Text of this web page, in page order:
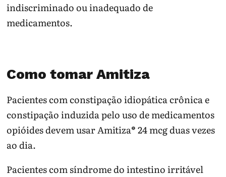
indiscriminado ou inadequado de
medicamentos.
Como tomar Amitiza
Pacientes com constipação idiopática crônica e
constipação induzida pelo uso de medicamentos
opióides devem usar Amitiza® 24 mcg duas vezes
ao dia.
Pacientes com síndrome do intestino irritável